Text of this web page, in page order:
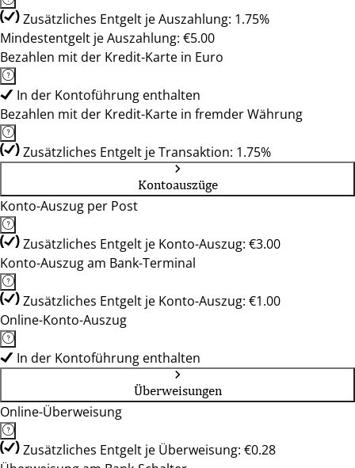
Zusätzliches Entgelt je Auszahlung: 1.75%
Mindestentgelt je Auszahlung: €5.00
Bezahlen mit der Kredit-Karte in Euro
In der Kontoführung enthalten
Bezahlen mit der Kredit-Karte in fremder Währung
Zusätzliches Entgelt je Transaktion: 1.75%
Kontoauszüge
Konto-Auszug per Post
Zusätzliches Entgelt je Konto-Auszug: €3.00
Konto-Auszug am Bank-Terminal
Zusätzliches Entgelt je Konto-Auszug: €1.00
Online-Konto-Auszug
In der Kontoführung enthalten
Überweisungen
Online-Überweisung
Zusätzliches Entgelt je Überweisung: €0.28